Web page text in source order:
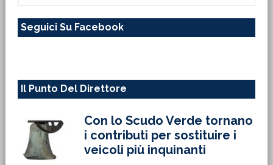
sito
Seguici Su Facebook
Il Punto Del Direttore
Con lo Scudo Verde tornano
i contributi per sostituire i
veicoli più inquinanti